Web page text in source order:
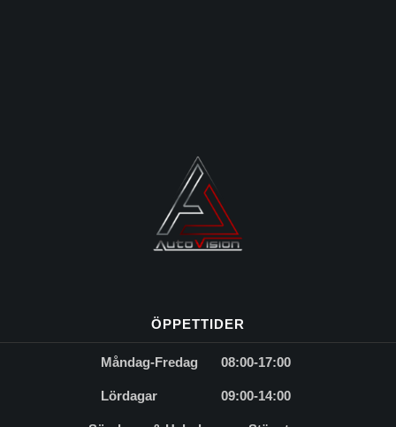
ÖPPETTIDER
Måndag-Fredag 08:00-17:00
Lördagar 09:00-14:00